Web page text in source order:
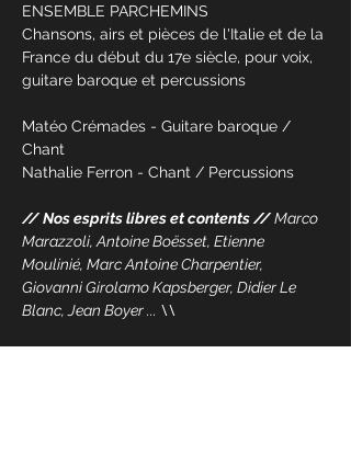
ENSEMBLE PARCHEMINS
Chansons, airs et pièces de l'Italie et de la
France du début du 17e siècle, pour voix,
guitare baroque et percussions
Matéo Crémades - Guitare baroque /
Chant
Nathalie Ferron - Chant / Percussions
// Nos esprits libres et contents // Marco
Marazzoli, Antoine Boësset, Etienne
Moulinié, Marc Antoine Charpentier,
Giovanni Girolamo Kapsberger, Didier Le
Blanc, Jean Boyer ... \\